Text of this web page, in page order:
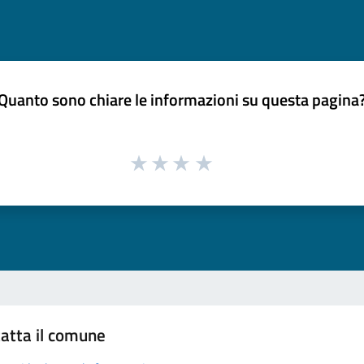
sono chiare le informazioni su questa
il comune